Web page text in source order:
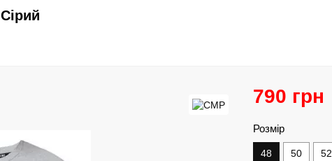
790 грн
Розмір
48 50 52